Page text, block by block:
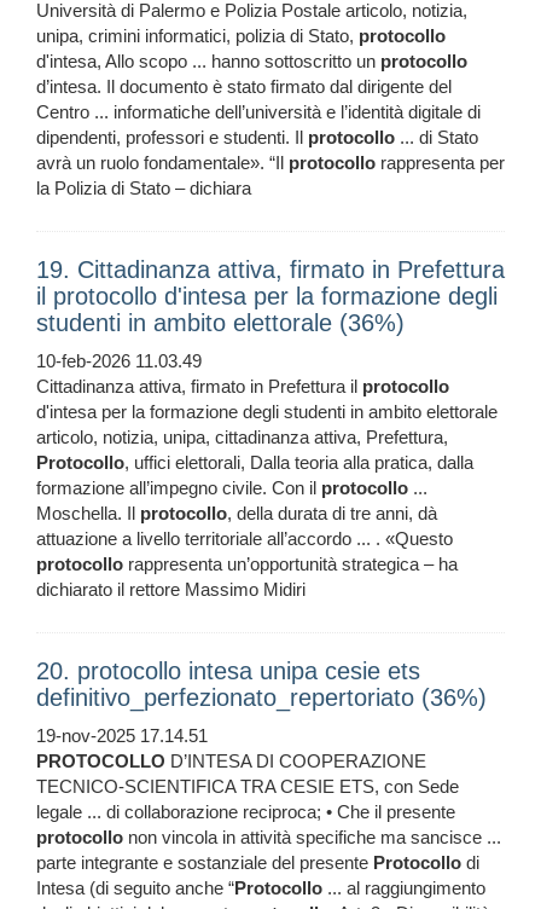
Università di Palermo e Polizia Postale articolo, notizia,
unipa, crimini informatici, polizia di Stato, protocollo
d'intesa, Allo scopo ... hanno sottoscritto un protocollo
d’intesa. Il documento è stato firmato dal dirigente del
Centro ... informatiche dell’università e l’identità digitale di
dipendenti, professori e studenti. Il protocollo ... di Stato
avrà un ruolo fondamentale». “Il protocollo rappresenta per
la Polizia di Stato – dichiara
19. Cittadinanza attiva, firmato in Prefettura
il protocollo d'intesa per la formazione degli
studenti in ambito elettorale (36%)
10-feb-2026 11.03.49
Cittadinanza attiva, firmato in Prefettura il protocollo
d'intesa per la formazione degli studenti in ambito elettorale
articolo, notizia, unipa, cittadinanza attiva, Prefettura,
Protocollo, uffici elettorali, Dalla teoria alla pratica, dalla
formazione all’impegno civile. Con il protocollo ...
Moschella. Il protocollo, della durata di tre anni, dà
attuazione a livello territoriale all’accordo ... . «Questo
protocollo rappresenta un’opportunità strategica – ha
dichiarato il rettore Massimo Midiri
20. protocollo intesa unipa cesie ets
definitivo_perfezionato_repertoriato (36%)
19-nov-2025 17.14.51
PROTOCOLLO D’INTESA DI COOPERAZIONE
TECNICO-SCIENTIFICA TRA CESIE ETS, con Sede
legale ... di collaborazione reciproca; • Che il presente
protocollo non vincola in attività specifiche ma sancisce ...
parte integrante e sostanziale del presente Protocollo di
Intesa (di seguito anche “Protocollo ... al raggiungimento